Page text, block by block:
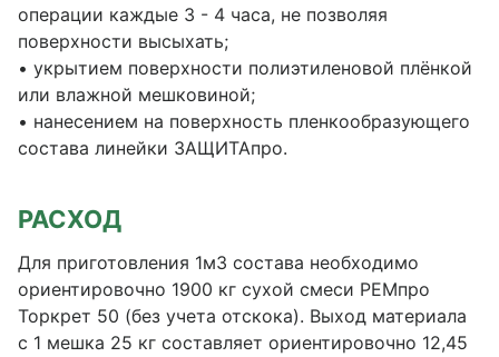
операции каждые 3 - 4 часа, не позволяя
поверхности высыхать;
• укрытием поверхности полиэтиленовой плёнкой
или влажной мешковиной;
• нанесением на поверхность пленкообразующего
состава линейки ЗАЩИТАпро.
РАСХОД
Для приготовления 1м3 состава необходимо
ориентировочно 1900 кг сухой смеси РЕМпро
Торкрет 50 (без учета отскока). Выход материала
с 1 мешка 25 кг составляет ориентировочно 12,45